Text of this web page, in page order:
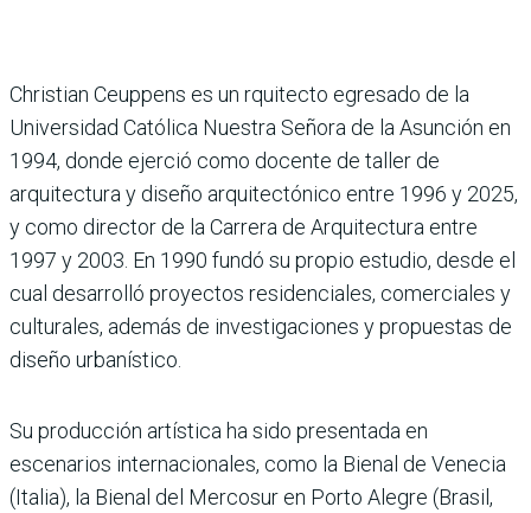
Christian Ceuppens es un rquitecto egresado de la
Universidad Católica Nuestra Señora de la Asunción en
1994, donde ejerció como docente de taller de
arquitectura y diseño arquitectónico entre 1996 y 2025,
y como director de la Carrera de Arquitectura entre
1997 y 2003. En 1990 fundó su propio estudio, desde el
cual desarrolló proyectos residenciales, comerciales y
culturales, además de investigaciones y propuestas de
diseño urbanístico.
Su producción artística ha sido presentada en
escenarios internacionales, como la Bienal de Venecia
(Italia), la Bienal del Mercosur en Porto Alegre (Brasil,